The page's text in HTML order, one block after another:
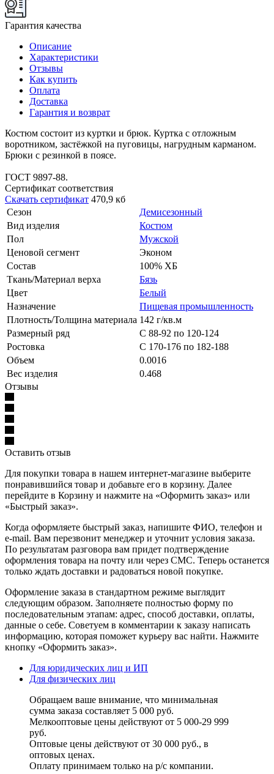
Гарантия качества
Описание
Характеристики
Отзывы
Как купить
Оплата
Доставка
Гарантия и возврат
Костюм состоит из куртки и брюк. Куртка с отложным
воротником, застёжкой на пуговицы, нагрудным карманом.
Брюки с резинкой в поясе.
ГОСТ 9897-88.
Сертификат соответствия
Скачать сертификат 470,9 кб
Сезон
Демисезонный
Вид изделия
Костюм
Пол
Мужской
Ценовой сегмент
Эконом
Состав
100% ХБ
Ткань/Материал верха
Бязь
Цвет
Белый
Назначение
Пищевая промышленность
Плотность/Толщина материала 142 г/кв.м
Размерный ряд
С 88-92 по 120-124
Ростовка
С 170-176 по 182-188
Объем
0.0016
Вес изделия
0.468
Отзывы
Оставить отзыв
Для покупки товара в нашем интернет-магазине выберите
понравившийся товар и добавьте его в корзину. Далее
перейдите в Корзину и нажмите на «Оформить заказ» или
«Быстрый заказ».
Когда оформляете быстрый заказ, напишите ФИО, телефон и
e-mail. Вам перезвонит менеджер и уточнит условия заказа.
По результатам разговора вам придет подтверждение
оформления товара на почту или через СМС. Теперь останется
только ждать доставки и радоваться новой покупке.
Оформление заказа в стандартном режиме выглядит
следующим образом. Заполняете полностью форму по
последовательным этапам: адрес, способ доставки, оплаты,
данные о себе. Советуем в комментарии к заказу написать
информацию, которая поможет курьеру вас найти. Нажмите
кнопку «Оформить заказ».
Для юридических лиц и ИП
Для физических лиц
Обращаем ваше внимание, что минимальная
сумма заказа составляет 5 000 руб.
Мелкооптовые цены действуют от 5 000-29 999
руб.
Оптовые цены действуют от 30 000 руб., в
оптовых ценах.
Оплату принимаем только на р/с компании.